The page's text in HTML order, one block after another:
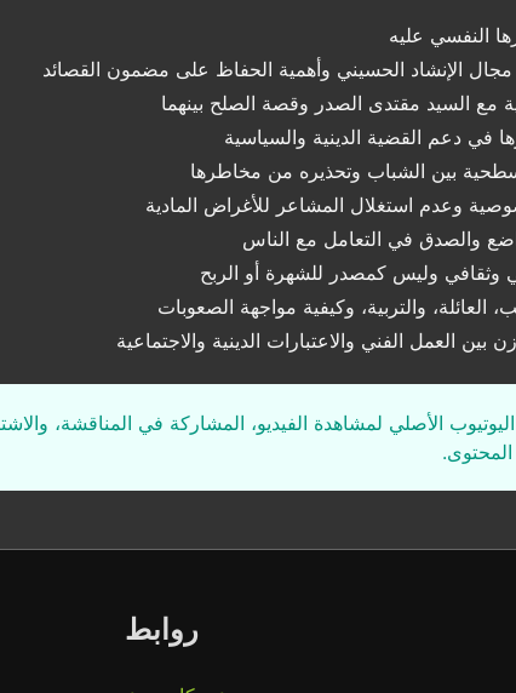
النفسي عليه
الإنشاد الحسيني وأهمية الحفاظ على مضمون القصائد
مع السيد مقتدى الصدر وقصة الصلح بينهما
في دعم القضية الدينية والسياسية
بين الشباب وتحذيره من مخاطرها
وعدم استغلال المشاعر للأغراض المادية
والصدق في التعامل مع الناس
وثقافي وليس كمصدر للشهرة أو الربح
والتربية، وكيفية مواجهة الصعوبات
بين العمل الفني والاعتبارات الدينية والاجتماعية
الأصلي لمشاهدة الفيديو، المشاركة في المناقشة،
روابط